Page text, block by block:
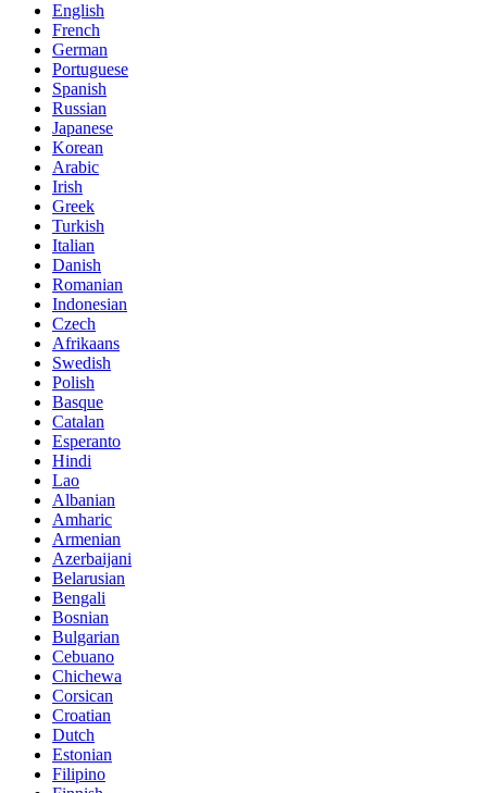
English
French
German
Portuguese
Spanish
Russian
Japanese
Korean
Arabic
Irish
Greek
Turkish
Italian
Danish
Romanian
Indonesian
Czech
Afrikaans
Swedish
Polish
Basque
Catalan
Esperanto
Hindi
Lao
Albanian
Amharic
Armenian
Azerbaijani
Belarusian
Bengali
Bosnian
Bulgarian
Cebuano
Chichewa
Corsican
Croatian
Dutch
Estonian
Filipino